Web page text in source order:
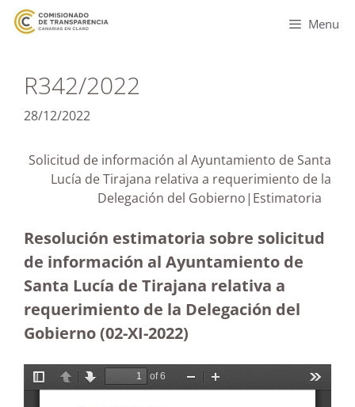
Menu
R342/2022
28/12/2022
Solicitud de información al Ayuntamiento de Santa
Lucía de Tirajana relativa a requerimiento de la
Delegación del Gobierno|Estimatoria
Resolución estimatoria sobre solicitud
de información al Ayuntamiento de
Santa Lucía de Tirajana relativa a
requerimiento de la Delegación del
Gobierno (02-XI-2022)